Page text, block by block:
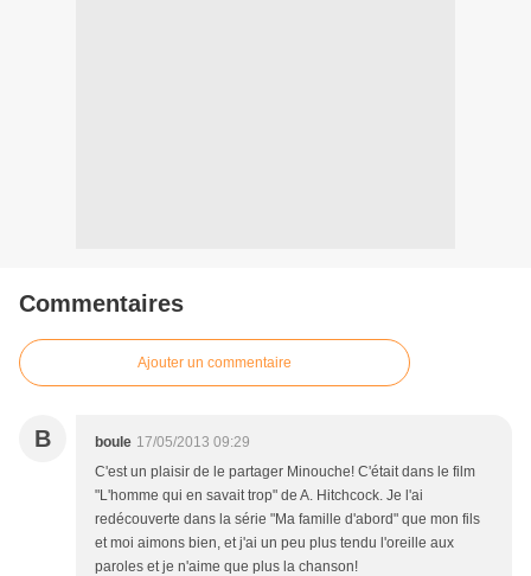
Commentaires
Ajouter un commentaire
B boule 17/05/2013 09:29
C'est un plaisir de le partager Minouche! C'était dans le film
"L'homme qui en savait trop" de A. Hitchcock. Je l'ai
redécouverte dans la série "Ma famille d'abord" que mon fils
et moi aimons bien, et j'ai un peu plus tendu l'oreille aux
paroles et je n'aime que plus la chanson!